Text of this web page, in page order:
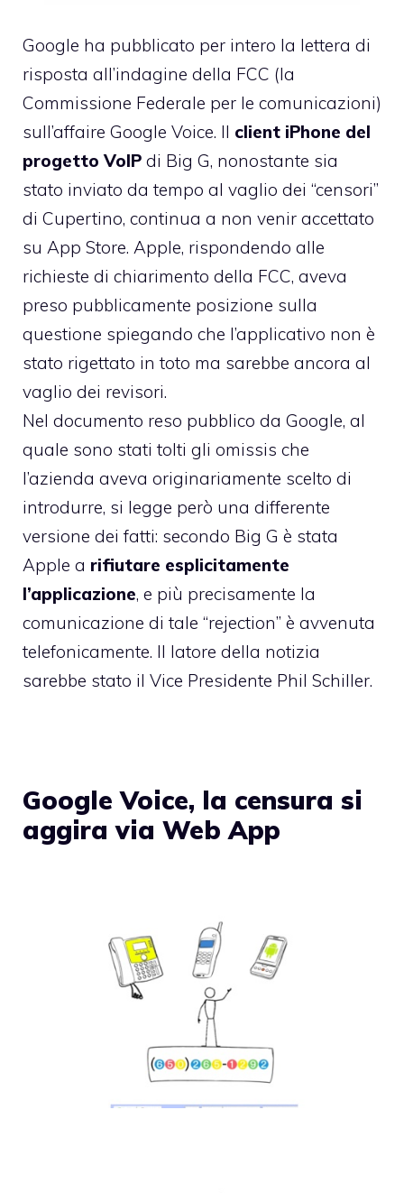
Google ha pubblicato per intero la lettera di
risposta all’indagine della FCC (la
Commissione Federale per le comunicazioni)
sull’affaire Google Voice. Il client iPhone del
progetto VoIP di Big G, nonostante sia
stato inviato da tempo al vaglio dei “censori”
di Cupertino, continua a non venir accettato
su App Store. Apple, rispondendo alle
richieste di chiarimento della FCC, aveva
preso pubblicamente posizione sulla
questione spiegando che l’applicativo non è
stato rigettato in toto ma sarebbe ancora al
vaglio dei revisori.
Nel documento reso pubblico da Google, al
quale sono stati tolti gli omissis che
l’azienda aveva originariamente scelto di
introdurre, si legge però una differente
versione dei fatti: secondo Big G è stata
Apple a rifiutare esplicitamente
l’applicazione, e più precisamente la
comunicazione di tale “rejection” è avvenuta
telefonicamente. Il latore della notizia
sarebbe stato il Vice Presidente Phil Schiller.
Google Voice, la censura si
aggira via Web App